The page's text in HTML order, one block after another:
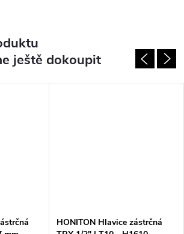
ještě dokoupit
HONITON Hlavice zástrčná